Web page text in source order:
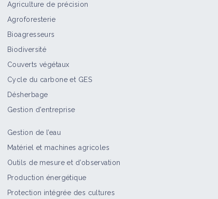
Agriculture de précision
Agroforesterie
Bioagresseurs
Biodiversité
Couverts végétaux
Cycle du carbone et GES
Désherbage
Gestion d'entreprise
Gestion de l’eau
Matériel et machines agricoles
Outils de mesure et d’observation
Production énergétique
Protection intégrée des cultures